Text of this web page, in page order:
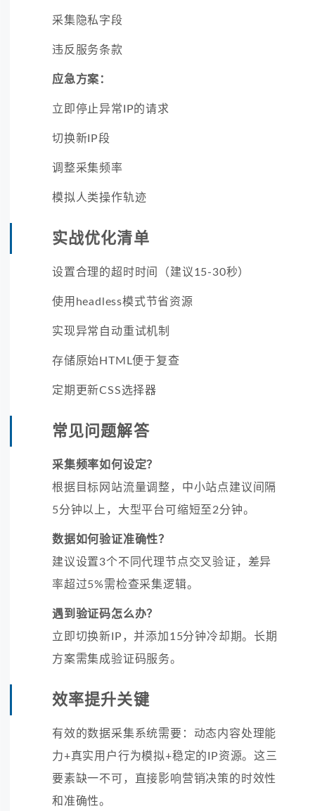
采集隐私字段
违反服务条款
应急方案：
立即停止异常IP的请求
切换新IP段
调整采集频率
模拟人类操作轨迹
实战优化清单
设置合理的超时时间（建议15-30秒）
使用headless模式节省资源
实现异常自动重试机制
存储原始HTML便于复查
定期更新CSS选择器
常见问题解答
采集频率如何设定？
根据目标网站流量调整，中小站点建议间隔
5分钟以上，大型平台可缩短至2分钟。
数据如何验证准确性？
建议设置3个不同代理节点交叉验证，差异
率超过5%需检查采集逻辑。
遇到验证码怎么办？
立即切换新IP，并添加15分钟冷却期。长期
方案需集成验证码服务。
效率提升关键
有效的数据采集系统需要：动态内容处理能
力+真实用户行为模拟+稳定的IP资源。这三
要素缺一不可，直接影响营销决策的时效性
和准确性。